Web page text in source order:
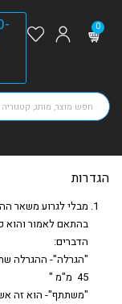
0
הגדרות
מבלי לגרוע משאר
בהתאם לאמור והוא
הדברים:
45 מ"מ "
"משתתף"- הוא זה